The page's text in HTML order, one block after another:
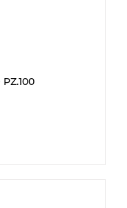
rápida
PZ.100